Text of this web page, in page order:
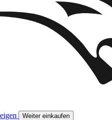
Weiter einkaufen